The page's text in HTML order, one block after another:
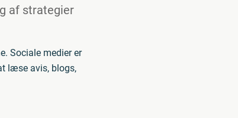
af strategier
Sociale medier er
læse avis, blogs,